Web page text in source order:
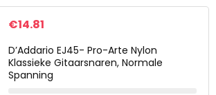
€14.81
D’Addario EJ45- Pro-Arte Nylon
Klassieke Gitaarsnaren, Normale
Spanning